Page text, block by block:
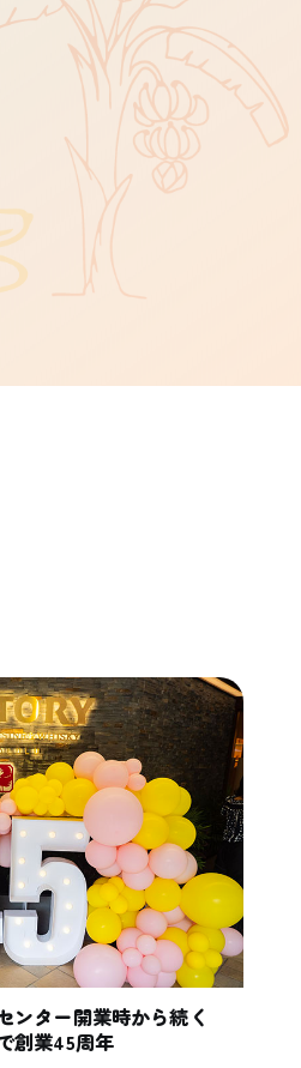
ンター開業時から続く
創業45周年